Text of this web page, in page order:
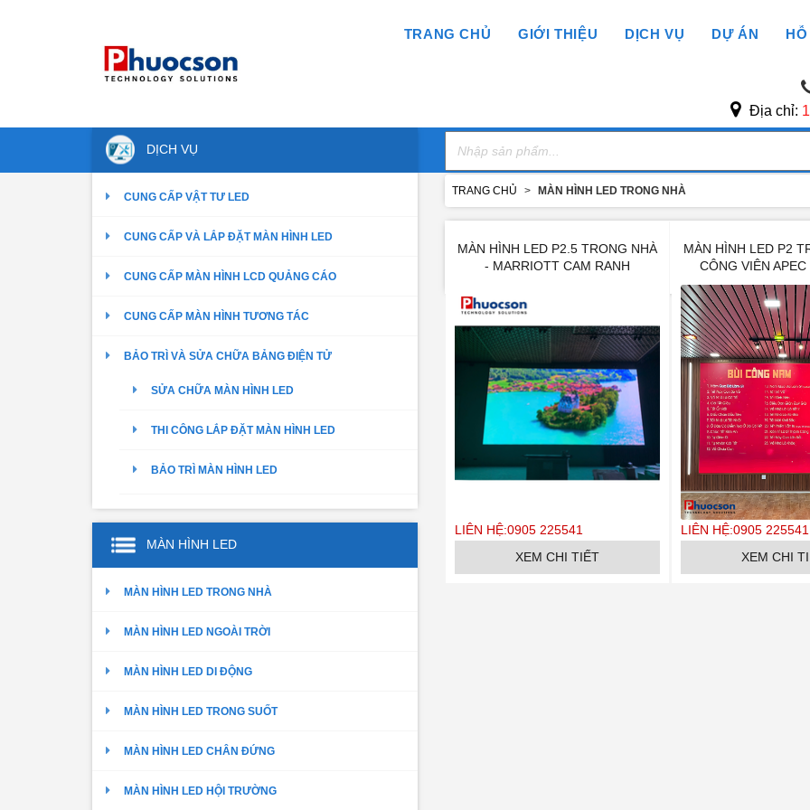
TRANG CHỦ GIỚI THIỆU DỊCH VỤ
SỬA CHỮA MÀN HÌNH LED
THI CÔNG LẮP ĐẶT MÀN
BẢO TRÌ MÀN HÌNH LED
DỰ ÁN
Địa chỉ:
TRANG CHỦ MÀN HÌNH LED TRONG NHÀ
MÀN HÌNH LED P2.5 TRONG NHÀ
- MARRIOTT CAM RANH
LIÊN HỆ:0905 225541
XEM CHI TIẾT
MÀN HÌNH LED P2
CÔNG VIÊN
LIÊN HỆ:0905 225541
XEM CHI
DỊCH VỤ
CUNG CẤP VẬT TƯ LED
CUNG CẤP VÀ LẮP ĐẶT MÀN HÌNH LED
CUNG CẤP MÀN HÌNH LCD QUẢNG CÁO
CUNG CẤP MÀN HÌNH TƯƠNG TÁC
BẢO TRÌ VÀ SỬA CHỮA BẢNG ĐIỆN TỬ
SỬA CHỮA MÀN HÌNH LED
THI CÔNG LẮP ĐẶT MÀN HÌNH LED
BẢO TRÌ MÀN HÌNH LED
MÀN HÌNH LED
MÀN HÌNH LED TRONG NHÀ
MÀN HÌNH LED NGOÀI TRỜI
MÀN HÌNH LED DI ĐỘNG
MÀN HÌNH LED TRONG SUỐT
MÀN HÌNH LED CHÂN ĐỨNG
MÀN HÌNH LED HỘI TRƯỜNG